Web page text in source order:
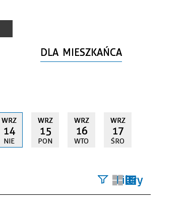
DLA MIESZKAŃCA
WRZ
14
NIE
WRZ
15
PON
WRZ
16
WTO
WRZ
17
ŚRO
Filtry